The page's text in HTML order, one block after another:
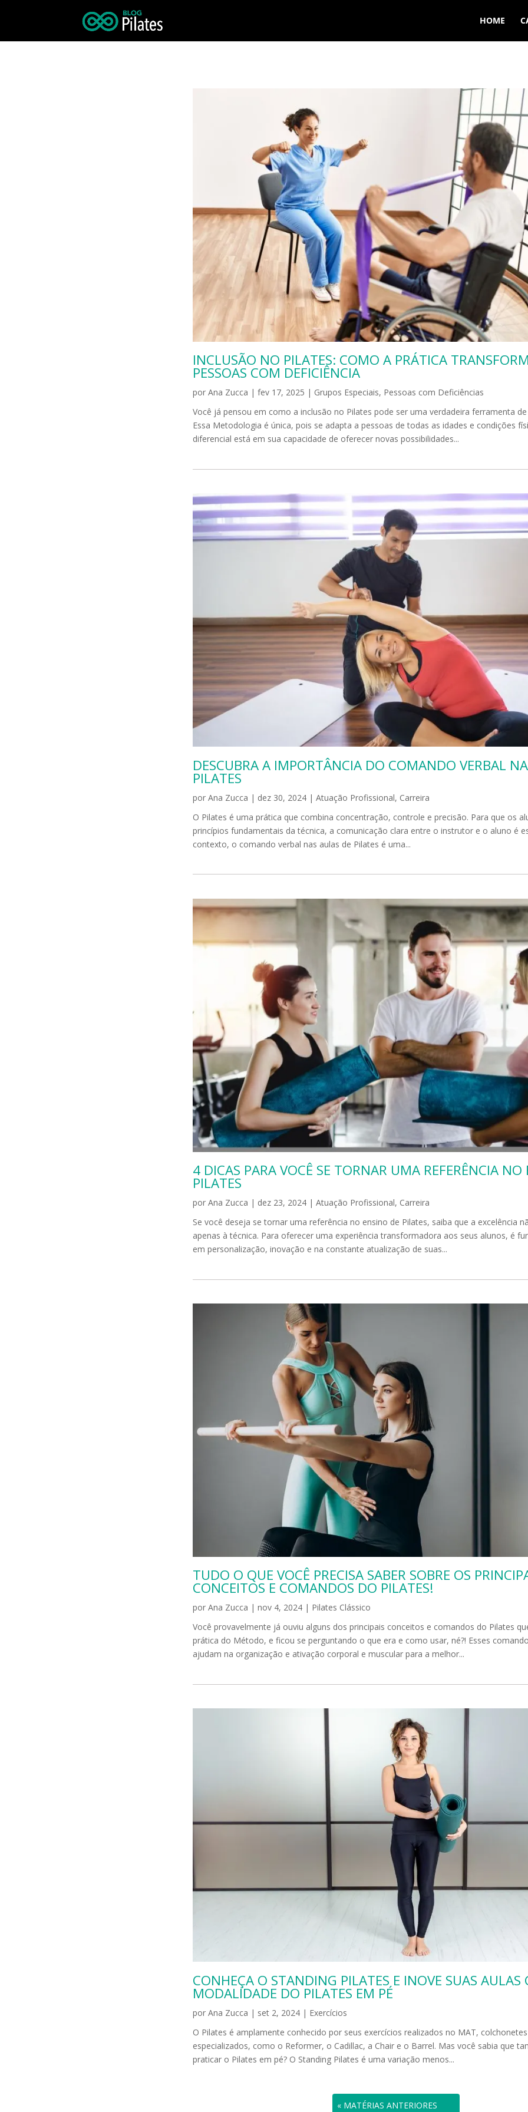
HOME
INCLUSÃO NO PILATES: COMO A PRÁTICA
PESSOAS COM DEFICIÊNCIA
por Ana Zucca | fev 17, 2025 | Grupos Especiais, Pessoas com Deficiências
Você já pensou em como a inclusão no Pilates pode ser uma verdadeira ferramenta
Essa Metodologia é única, pois se adapta a pessoas de todas as idades e condições
diferencial está em sua capacidade de oferecer novas possibilidades...
DESCUBRA A IMPORTÂNCIA DO COMANDO VERBAL
PILATES
por Ana Zucca | dez 30, 2024 | Atuação Profissional, Carreira
O Pilates é uma prática que combina concentração, controle e precisão. Para que os
princípios fundamentais da técnica, a comunicação clara entre o instrutor e o aluno é
contexto, o comando verbal nas aulas de Pilates é uma...
4 DICAS PARA VOCÊ SE TORNAR UMA REFERÊNCIA NO
PILATES
por Ana Zucca | dez 23, 2024 | Atuação Profissional, Carreira
Se você deseja se tornar uma referência no ensino de Pilates, saiba que a excelência
apenas à técnica. Para oferecer uma experiência transformadora aos seus alunos, é
em personalização, inovação e na constante atualização de suas...
TUDO O QUE VOCÊ PRECISA SABER SOBRE OS
CONCEITOS E COMANDOS DO PILATES!
por Ana Zucca | nov 4, 2024 | Pilates Clássico
Você provavelmente já ouviu alguns dos principais conceitos e comandos do Pilates
prática do Método, e ficou se perguntando o que era e como usar, né?! Esses
ajudam na organização e ativação corporal e muscular para a melhor...
CONHEÇA O STANDING PILATES E INOVE SUAS AULAS
MODALIDADE DO PILATES EM PÉ
por Ana Zucca | set 2, 2024 | Exercícios
O Pilates é amplamente conhecido por seus exercícios realizados no MAT,
especializados, como o Reformer, o Cadillac, a Chair e o Barrel. Mas você sabia que
praticar o Pilates em pé? O Standing Pilates é uma variação menos...
« ENTRADAS ANTIGAS